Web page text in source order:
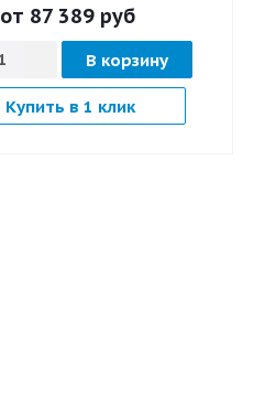
от 87 389 руб
В корзину
Купить в 1 клик